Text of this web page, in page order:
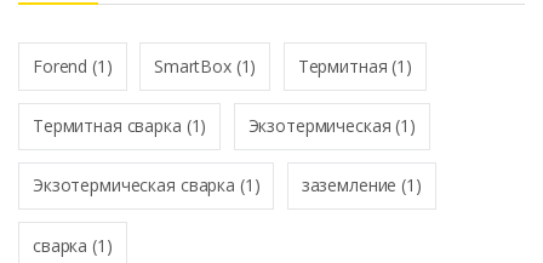
Forend (1) SmartBox(1) Термитная (1)
Термитная сварка (1) Экзотермическая (1)
Экзотермическая сварка (1) заземление (1)
сварка (1)